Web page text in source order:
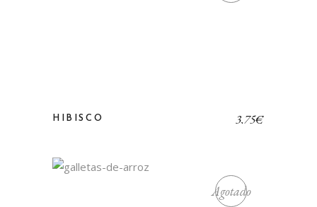
HIBISCO 3,75€
Agotado